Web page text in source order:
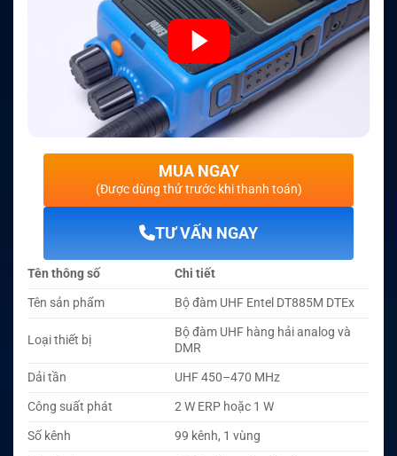
MUA NGAY
(Được dùng thử trước khi thanh toán)
TƯ VẤN NGAY
Tên thông số
Chi tiết
Tên sản phẩm
Bộ đàm UHF Entel DT885M DTEx
Loại thiết bị
Bộ đàm UHF hàng hải analog và
DMR
Dải tần
UHF 450–470 MHz
Công suất phát
2 W ERP hoặc 1 W
Số kênh
99 kênh, 1 vùng